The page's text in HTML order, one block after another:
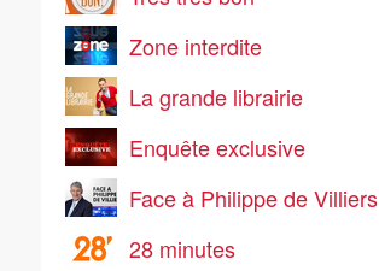
Zone interdite
La grande librairie
Enquête exclusive
Face à Philippe de Villiers
28 minutes